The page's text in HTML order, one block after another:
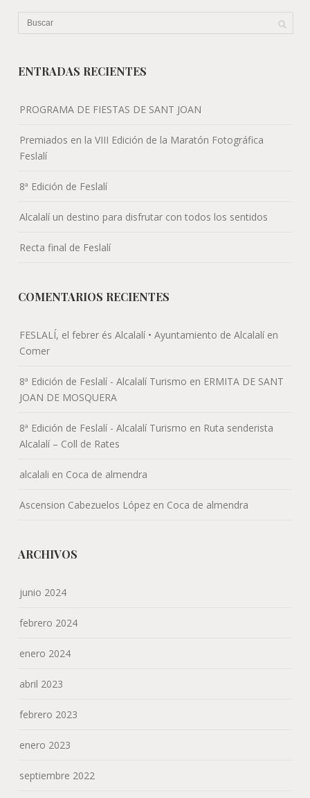
ENTRADAS RECIENTES
PROGRAMA DE FIESTAS DE SANT JOAN
Premiados en la VIII Edición de la Maratón Fotográfica
Feslalí
8ª Edición de Feslalí
Alcalalí un destino para disfrutar con todos los sentidos
Recta final de Feslalí
COMENTARIOS RECIENTES
FESLALÍ, el febrer és Alcalalí • Ayuntamiento de Alcalalí en
Comer
8ª Edición de Feslalí - Alcalalí Turismo en ERMITA DE SANT
JOAN DE MOSQUERA
8ª Edición de Feslalí - Alcalalí Turismo en Ruta senderista
Alcalalí – Coll de Rates
alcalali en Coca de almendra
Ascension Cabezuelos López en Coca de almendra
ARCHIVOS
junio 2024
febrero 2024
enero 2024
abril 2023
febrero 2023
enero 2023
septiembre 2022